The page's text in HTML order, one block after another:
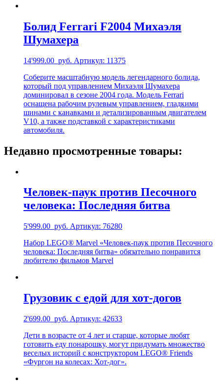
Болид Ferrari F2004 Михаэля
Шумахера
14'999.00 руб. Артикул: 11375
Соберите масштабную модель легендарного болида,
который под управлением Михаэля Шумахера
доминировал в сезоне 2004 года. Модель Ferrari
оснащена рабочим рулевым управлением, гладкими
шинами с канавками и детализированным двигателем
V10, а также подставкой с характеристиками
автомобиля.
Недавно просмотренные товары:
Человек-паук против Песочного
человека: Последняя битва
5'999.00 руб. Артикул: 76280
Набор LEGO® Marvel «Человек-паук против Песочного
человека: Последняя битва» обязательно понравится
любителю фильмов Marvel
Грузовик с едой для хот-догов
2'699.00 руб. Артикул: 42633
Дети в возрасте от 4 лет и старше, которые любят
готовить еду понарошку, могут придумать множество
веселых историй с конструктором LEGO® Friends
«Фургон на колесах: Хот-дог».